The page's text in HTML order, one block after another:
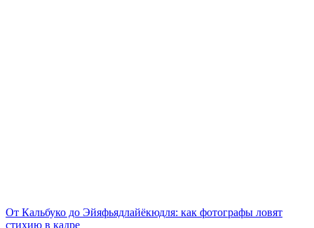
От Кальбуко до Эйяфьядлайёкюдля: как фотографы ловят
стихию в кадре